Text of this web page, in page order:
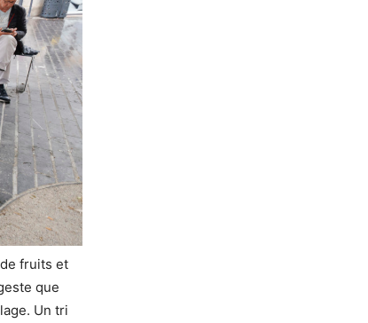
fruits et
que
Un tri